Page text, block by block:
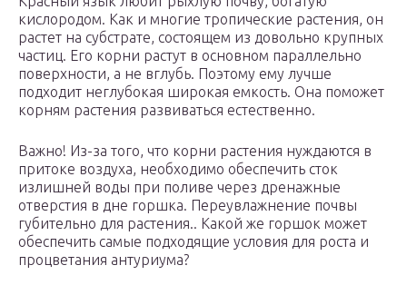
кислородом. Как и многие тропические растения, он
растет на субстрате, состоящем из довольно крупных
частиц. Его корни растут в основном параллельно
поверхности, а не вглубь. Поэтому ему лучше
подходит неглубокая широкая емкость. Она поможет
корням растения развиваться естественно.
Важно! Из-за того, что корни растения нуждаются в
притоке воздуха, необходимо обеспечить сток
излишней воды при поливе через дренажные
отверстия в дне горшка. Переувлажнение почвы
губительно для растения.. Какой же горшок может
обеспечить самые подходящие условия для роста и
процветания антуриума?